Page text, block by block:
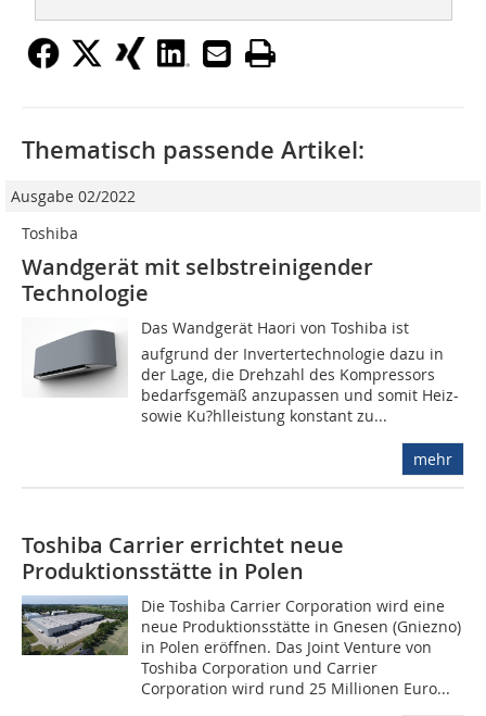
Thematisch passende Artikel:
Ausgabe 02/2022
Toshiba
Wandgerät mit selbstreinigender
Technologie
Das Wandgerät Haori von Toshiba ist
aufgrund der Invertertechnologie dazu in
der Lage, die Drehzahl des Kompressors
bedarfsgemäß anzupassen und somit Heiz-
sowie Ku?hlleistung konstant zu...
mehr
Toshiba Carrier errichtet neue
Produktionsstätte in Polen
Die Toshiba Carrier Corporation wird eine
neue Produktionsstätte in Gnesen (Gniezno)
in Polen eröffnen. Das Joint Venture von
Toshiba Corporation und Carrier
Corporation wird rund 25 Millionen Euro...